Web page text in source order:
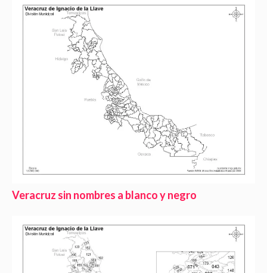
Veracruz sin nombres a blanco y negro